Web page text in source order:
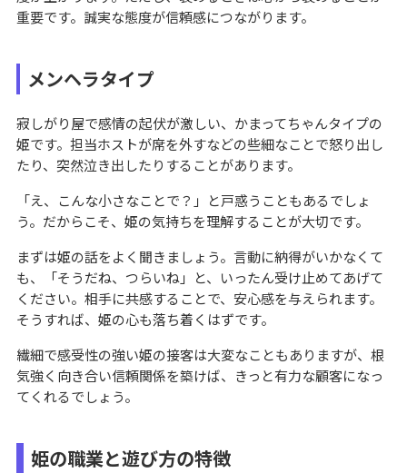
重要です。誠実な態度が信頼感につながります。
メンヘラタイプ
寂しがり屋で感情の起伏が激しい、かまってちゃんタイプの
姫です。担当ホストが席を外すなどの些細なことで怒り出し
たり、突然泣き出したりすることがあります。
「え、こんな小さなことで？」と戸惑うこともあるでしょ
う。だからこそ、姫の気持ちを理解することが大切です。
まずは姫の話をよく聞きましょう。言動に納得がいかなくて
も、「そうだね、つらいね」と、いったん受け止めてあげて
ください。相手に共感することで、安心感を与えられます。
そうすれば、姫の心も落ち着くはずです。
繊細で感受性の強い姫の接客は大変なこともありますが、根
気強く向き合い信頼関係を築けば、きっと有力な顧客になっ
てくれるでしょう。
姫の職業と遊び方の特徴